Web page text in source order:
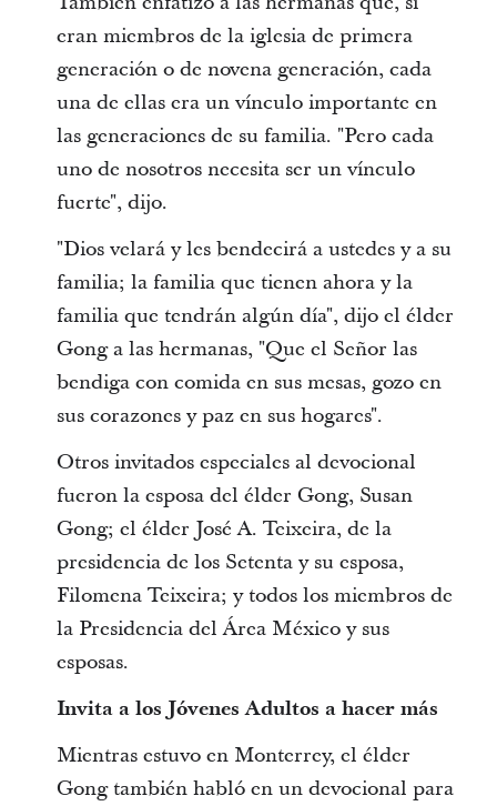
eran miembros de la iglesia de primera
generación o de novena generación, cada
una de ellas era un vínculo importante en
las generaciones de su familia. "Pero cada
uno de nosotros necesita ser un vínculo
fuerte", dijo.
"Dios velará y les bendecirá a ustedes y a su
familia; la familia que tienen ahora y la
familia que tendrán algún día", dijo el élder
Gong a las hermanas, "Que el Señor las
bendiga con comida en sus mesas, gozo en
sus corazones y paz en sus hogares".
Otros invitados especiales al devocional
fueron la esposa del élder Gong, Susan
Gong; el élder José A. Teixeira, de la
presidencia de los Setenta y su esposa,
Filomena Teixeira; y todos los miembros de
la Presidencia del Área México y sus
esposas.
Invita a los Jóvenes Adultos a hacer más
Mientras estuvo en Monterrey, el élder
Gong también habló en un devocional para